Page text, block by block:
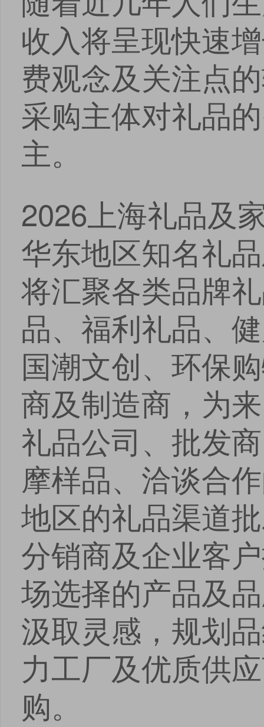
收入将呈现快速
费观念及关注点
采购主体对礼品
主。
2026上海礼品及
华东地区知名礼
将汇聚各类品牌
品、福利礼品、
国潮文创、环保
商及制造商，为
礼品公司、批发
摩样品、洽谈合
地区的礼品渠道
分销商及企业客
场选择的产品及
汲取灵感，规划
力工厂及优质供
购。
点击
安卓版下载
点击
iOS版下载